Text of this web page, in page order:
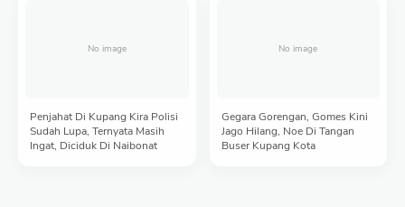
Penjahat Di Kupang Kira Polisi
Sudah Lupa, Ternyata Masih
Ingat, Diciduk Di Naibonat
Gegara Gorengan, Gomes Kini
Jago Hilang, Noe Di Tangan
Buser Kupang Kota